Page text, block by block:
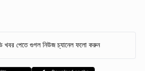
খবর পেতে গুগল নিউজ চ্যানেল ফলো করুন